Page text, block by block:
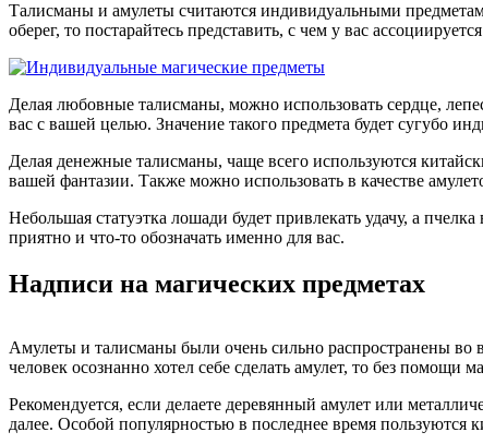
Талисманы и амулеты считаются индивидуальными
оберег, то постарайтесь представить, с чем у вас
Делая любовные талисманы, можно использовать сердце,
вас с вашей целью. Значение такого предмета будет сугубо
Делая денежные талисманы, чаще всего используются
вашей фантазии. Также можно использовать в качестве
Небольшая статуэтка лошади будет привлекать удачу, а
приятно и что-то обозначать именно для вас.
Надписи на магических предметах
Амулеты и талисманы были очень сильно распространены во
человек осознанно хотел себе сделать амулет, то без помощи
Рекомендуется, если делаете деревянный амулет или
далее. Особой популярностью в последнее время пользуются